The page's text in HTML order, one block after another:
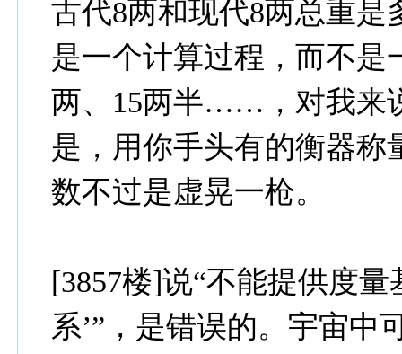
古代8两和现代8两总重
是一个计算过程，而不是
两、15两半……，对我来
是，用你手头有的衡器称
数不过是虚晃一枪。
[3857楼]说“不能提供度
系’”，是错误的。宇宙中